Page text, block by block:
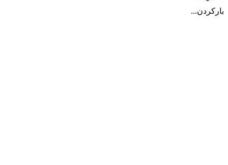
بارکردن...